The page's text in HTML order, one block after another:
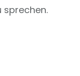
sprechen.